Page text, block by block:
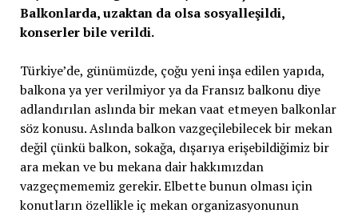
Balkonlarda, uzaktan da olsa sosyalleşildi,
konserler bile verildi.
Türkiye’de, günümüzde, çoğu yeni inşa edilen yapıda,
balkona ya yer verilmiyor ya da Fransız balkonu diye
adlandırılan aslında bir mekan vaat etmeyen balkonlar
söz konusu. Aslında balkon vazgeçilebilecek bir mekan
değil çünkü balkon, sokağa, dışarıya erişebildiğimiz bir
ara mekan ve bu mekana dair hakkımızdan
vazgeçmememiz gerekir. Elbette bunun olması için
konutların özellikle iç mekan organizasyonunun